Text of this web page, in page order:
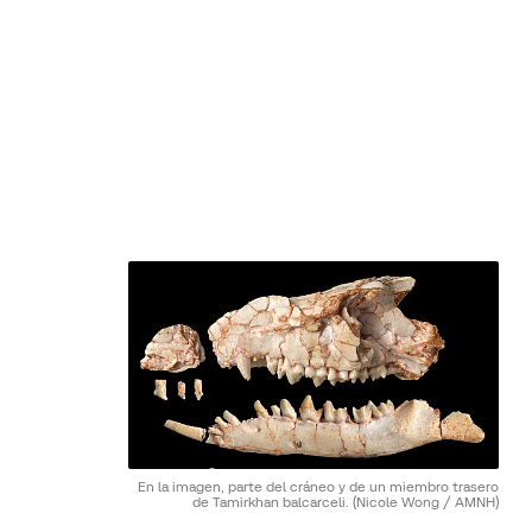
En la imagen, parte del cráneo y de un miembro trasero
de Tamirkhan balcarceli. (Nicole Wong / AMNH)